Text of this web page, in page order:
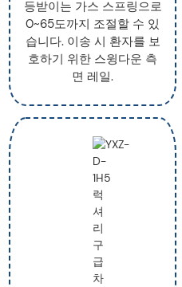
등받이는 가스 스프링으로
0~65도까지 조절할 수 있
습니다. 이송 시 환자를 보
호하기 위한 스윙다운 측
면 레일.